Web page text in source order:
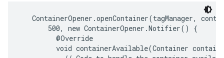
ContainerOpener.openContainer(tagManager,
       500, new ContainerOpener.Notifier() {
         @Override
void containerAvailable(Container